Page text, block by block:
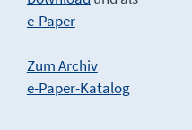
e-Paper
Zum Archiv
e-Paper-Katalog